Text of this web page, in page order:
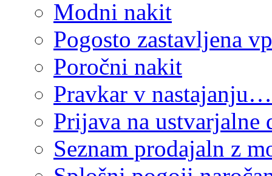
Modni nakit
Pogosto zastavljena
Poročni nakit
Pravkar v nastajanju…
Prijava na ustvarjalne
Seznam prodajaln z